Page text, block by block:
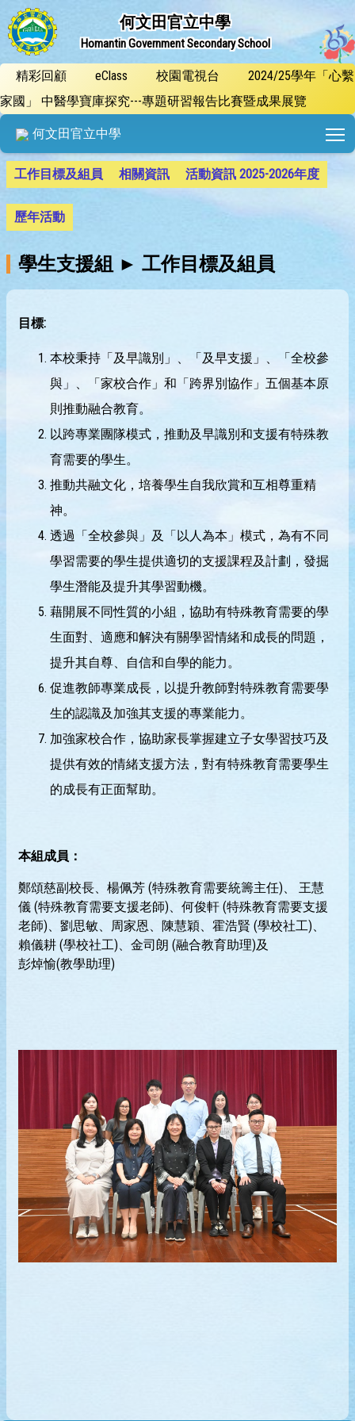
何文田官立中學
Homantin Government Secondary School
精彩回顧 eClass 校園電視台
2024/25學年「心繫
家國」 中醫學寶庫探究---專題研習報告比賽暨成果展覽
何文田官立中學
工作目標及組員 相關資訊 活動資訊 2025-2026年度
歷年活動
學生支援組 ► 工作目標及組員
目標:
本校秉持「及早識別」、「及早支援」、「全校參
與」、「家校合作」和「跨界別協作」五個基本原
則推動融合教育。
以跨專業團隊模式，推動及早識別和支援有特殊教
育需要的學生。
推動共融文化，培養學生自我欣賞和互相尊重精
神。
透過「全校參與」及「以人為本」模式，為有不同
學習需要的學生提供適切的支援課程及計劃，發掘
學生潛能及提升其學習動機。
藉開展不同性質的小組，協助有特殊教育需要的學
生面對、適應和解決有關學習情緒和成長的問題，
提升其自尊、自信和自學的能力。
促進教師專業成長，以提升教師對特殊教育需要學
生的認識及加強其支援的專業能力。
加強家校合作，協助家長掌握建立子女學習技巧及
提供有效的情緒支援方法，對有特殊教育需要學生
的成長有正面幫助。
本組成員：
鄭頌慈副校長、楊佩芳 (特殊教育需要統籌主任)、 王慧
儀 (特殊教育需要支援老師)、何俊軒 (特殊教育需要支援
老師)、劉思敏、周家恩、陳慧穎、霍浩賢 (學校社工)、
賴儀耕 (學校社工)、金司朗 (融合教育助理)及
彭焯愉(教學助理)